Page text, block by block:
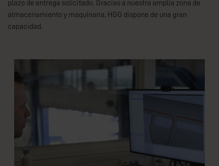
plazo de entrega solicitado. Gracias a nuestra amplia zona de
almacenamiento y maquinaria, HGG dispone de una gran
capacidad.